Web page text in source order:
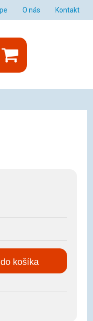
O nás Kontakt
košíka